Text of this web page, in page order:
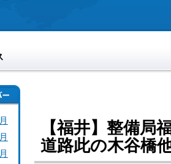
【福井】整備局
道路此の木谷橋